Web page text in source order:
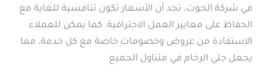
في شركة الحوت، تجد أن الأسعار تكون تنافسية للغاية مع
الحفاظ على معايير العمل الاحترافية. كما يمكن للعملاء
الاستفادة من عروض وخصومات خاصة مع كل خدمة، مما
يجعل جلي الرخام في متناول الجميع.